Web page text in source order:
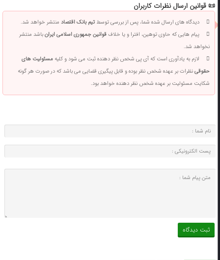
📜 قوانین ارسال نظرات کاربران
دیدگاه های ارسال شده شما، پس از بررسی توسطتیم بانک اقتصادمنتشر خواهد شد.
پیام هایی که حاوی توهین، افترا و یا خلافقوانین جمهوری اسلامی ایرانباشد منتشر
نخواهد شد.
لازم به یادآوری است که آی پی شخص نظر دهنده ثبت می شود و کلیهمسئولیت های
حقوقینظرات بر عهده شخص نظر بوده و قابل پیگیری قضایی می باشد که در صورت هر گونه
شکایت مسئولیت بر عهده شخص نظر دهنده خواهد بود.